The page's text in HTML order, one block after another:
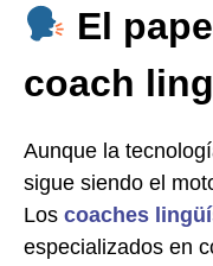
El
coach
Aunque la
sigue siendo el
Los coaches
especializados en